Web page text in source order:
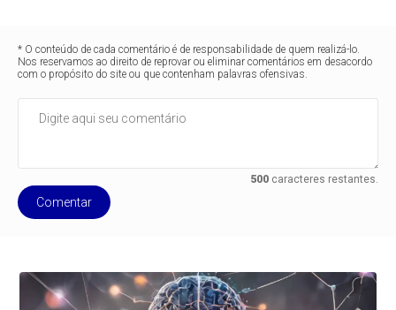
* O conteúdo de cada comentário é de responsabilidade de quem realizá-lo.
Nos reservamos ao direito de reprovar ou eliminar comentários em desacordo
com o propósito do site ou que contenham palavras ofensivas.
500caracteres restantes.
Comentar